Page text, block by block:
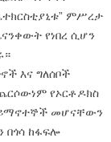
ምሥረታ
የነበረ ሲሆን
እና ግለሰቦች
የኦርቶዶክስ
መሆናቸውን
በጎሳ ከፋፍሎ